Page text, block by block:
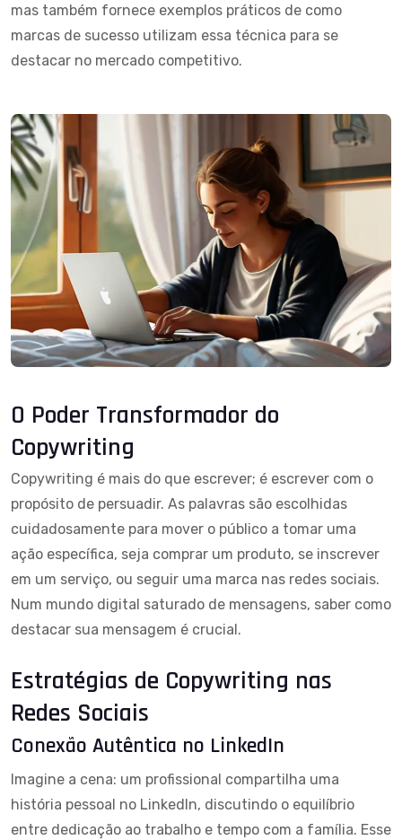
mas também fornece exemplos práticos de como
marcas de sucesso utilizam essa técnica para se
destacar no mercado competitivo.
O Poder Transformador do
Copywriting
Copywriting é mais do que escrever; é escrever com o
propósito de persuadir. As palavras são escolhidas
cuidadosamente para mover o público a tomar uma
ação específica, seja comprar um produto, se inscrever
em um serviço, ou seguir uma marca nas redes sociais.
Num mundo digital saturado de mensagens, saber como
destacar sua mensagem é crucial.
Estratégias de Copywriting nas
Redes Sociais
Conexão Autêntica no LinkedIn
Imagine a cena: um profissional compartilha uma
história pessoal no LinkedIn, discutindo o equilíbrio
entre dedicação ao trabalho e tempo com a família. Esse